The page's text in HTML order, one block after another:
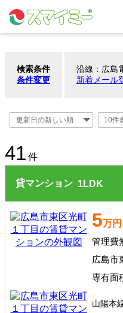
借りる
お気に入り
検索条件
条件変更
沿線：広島
新着メール
41 件
貸マンション 1LDK
5万円
管理費
広島市
専有面
山陽本